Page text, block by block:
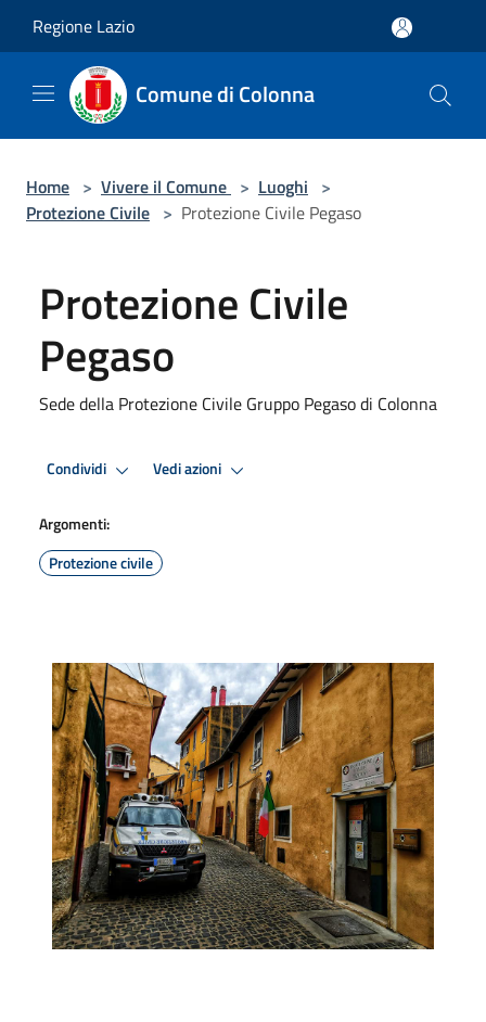
Regione Lazio
Comune di Colonna
Home > Vivere il Comune > Luoghi >
Protezione Civile > Protezione Civile Pegaso
Protezione Civile
Pegaso
Sede della Protezione Civile Gruppo Pegaso di Colonna
Condividi Vedi azioni
Argomenti:
Protezione civile